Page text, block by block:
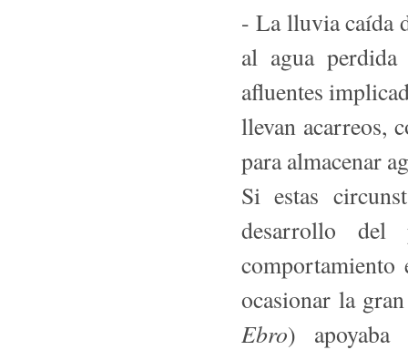
- La lluvia caída
al agua
afluentes
llevan acarreos,
para almacenar
Si estas
desarrollo del
comportamiento
ocasionar la
Ebro) apoyaba